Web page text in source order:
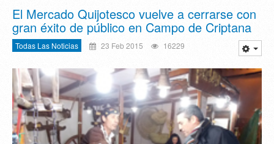
El Mercado Quijotesco vuelve a cerrarse con
gran éxito de público en Campo de Criptana
Todas Las Noticias 23 Feb 2015 16229